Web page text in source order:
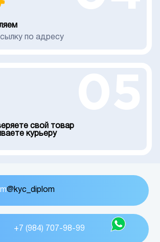
по адресу
свой товар
курьеру
@kyc_diplom
+7 (984) 707-98-99